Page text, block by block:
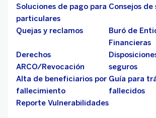
Soluciones de pago para
particulares
Consejos
Quejas y reclamos
Buró de
Financieras
Derechos
ARCO/Revocación
seguros
Alta de beneficiarios por
fallecimiento
Guía para
fallecidos
Reporte Vulnerabilidades